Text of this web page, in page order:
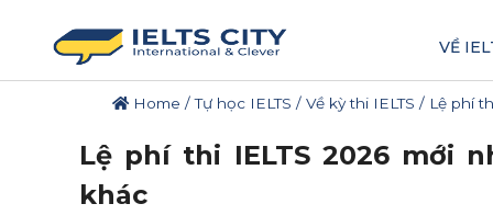
VỀ
Home /Tự học IELTS / Về kỳ thi IELTS / Lệ phí
Lệ phí thi IELTS 2026 mới
khác